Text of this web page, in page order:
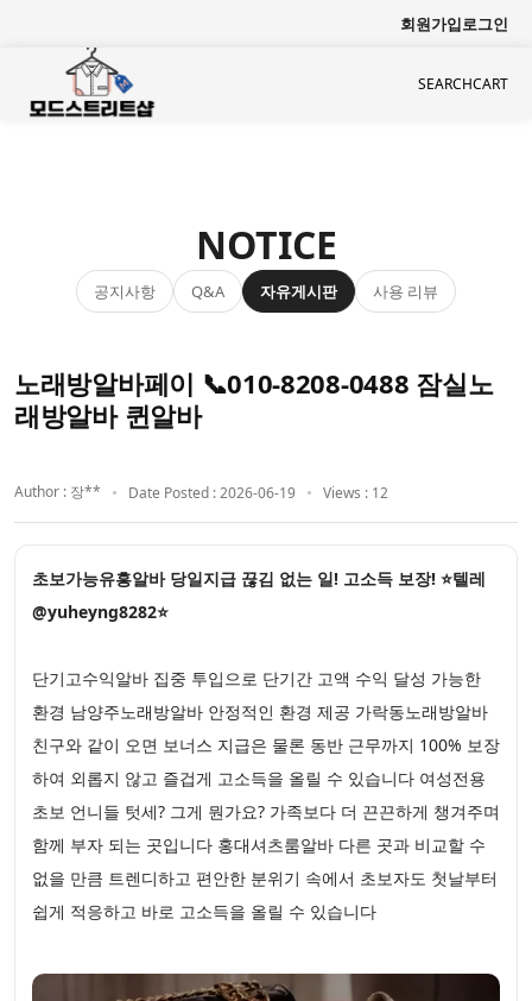
회원가입로그인
SEARCHCART
NOTICE
공지사항 Q&A 자유게시판 사용 리뷰
노래방알바페이 📞010-8208-0488 잠실노
래방알바 퀸알바
Author : 장** Date Posted : 2026-06-19 Views : 12
초보가능유흥알바 당일지급 끊김 없는 일! 고소득 보장! ⭐텔레
@yuheyng8282⭐
단기고수익알바 집중 투입으로 단기간 고액 수익 달성 가능한
환경 남양주노래방알바 안정적인 환경 제공 가락동노래방알바
친구와 같이 오면 보너스 지급은 물론 동반 근무까지 100% 보장
하여 외롭지 않고 즐겁게 고소득을 올릴 수 있습니다 여성전용
초보 언니들 텃세? 그게 뭔가요? 가족보다 더 끈끈하게 챙겨주며
함께 부자 되는 곳입니다 홍대셔츠룸알바 다른 곳과 비교할 수
없을 만큼 트렌디하고 편안한 분위기 속에서 초보자도 첫날부터
쉽게 적응하고 바로 고소득을 올릴 수 있습니다